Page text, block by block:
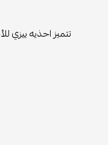
تتميز احذيه ييزي